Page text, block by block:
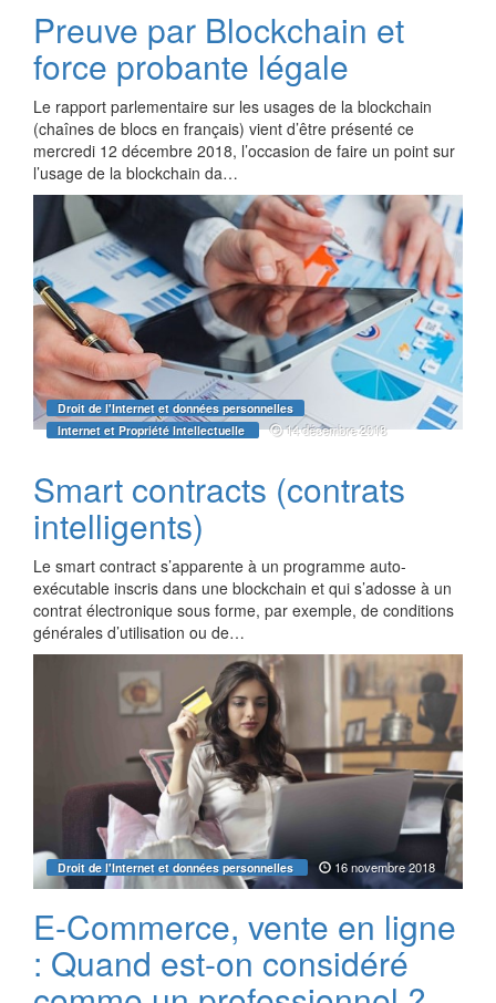
Preuve par Blockchain et
force probante légale
Le rapport parlementaire sur les usages de la blockchain
(chaînes de blocs en français) vient d’être présenté ce
mercredi 12 décembre 2018, l’occasion de faire un point sur
l’usage de la blockchain da…
Droit de l'Internet et données personnelles
Internet et Propriété Intellectuelle
14 décembre 2018
Smart contracts (contrats
intelligents)
Le smart contract s’apparente à un programme auto-
exécutable inscris dans une blockchain et qui s’adosse à un
contrat électronique sous forme, par exemple, de conditions
générales d’utilisation ou de…
Droit de l'Internet et données personnelles 16 novembre 2018
E-Commerce, vente en ligne
: Quand est-on considéré